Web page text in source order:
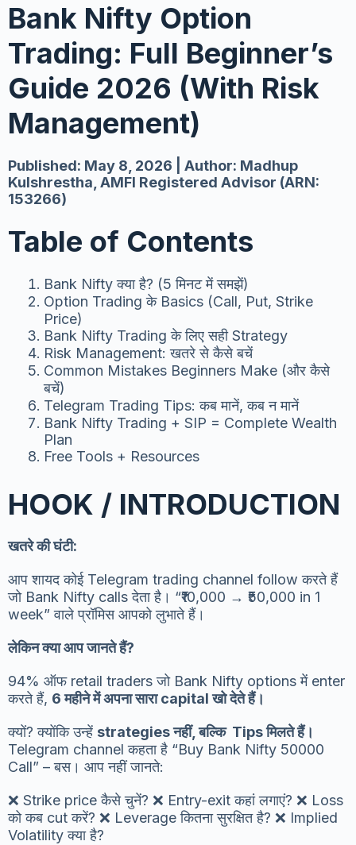
Bank Nifty Option
Trading: Full Beginner’s
Guide 2026 (With Risk
Management)
Published: May 8, 2026 | Author: Madhup
Kulshrestha, AMFI Registered Advisor (ARN:
153266)
Table of Contents
Bank Nifty क्या है? (5 मिनट में समझें)
Option Trading के Basics (Call, Put, Strike
Price)
Bank Nifty Trading के लिए सही Strategy
Risk Management: खतरे से कैसे बचें
Common Mistakes Beginners Make (और कैसे
बचें)
Telegram Trading Tips: कब मानें, कब न मानें
Bank Nifty Trading + SIP = Complete Wealth
Plan
Free Tools + Resources
HOOK / INTRODUCTION
खतरे की घंटी:
आप शायद कोई Telegram trading channel follow करते हैं
जो Bank Nifty calls देता है। “₹10,000 → ₹50,000 in 1
week” वाले प्रॉमिस आपको लुभाते हैं।
लेकिन क्या आप जानते हैं?
94% ऑफ retail traders जो Bank Nifty options में enter
करते हैं, 6 महीने में अपना सारा capital खो देते हैं।
क्यों? क्योंकि उन्हें strategies नहीं, बल्कि Tips मिलते हैं।
Telegram channel कहता है “Buy Bank Nifty 50000
Call” – बस। आप नहीं जानते:
❌ Strike price कैसे चुनें? ❌ Entry-exit कहां लगाएं? ❌ Loss
को कब cut करें? ❌ Leverage कितना सुरक्षित है? ❌ Implied
Volatility क्या है?